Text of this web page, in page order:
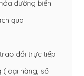
đường biển
qua
đổi trực tiếp
(loại hàng, số